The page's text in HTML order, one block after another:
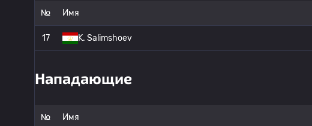
№ Имя
17 K. Salimshoev
Нападающие
№ Имя